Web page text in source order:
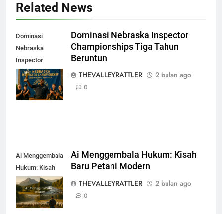
Related News
Dominasi
Nebraska
Inspector
Championships
Tiga Tahun
Beruntun
Dominasi Nebraska Inspector
Championships Tiga Tahun
Beruntun
THEVALLEYRATTLER
2 bulan ago
0
Ai Menggembala
Hukum: Kisah
Baru Petani
Modern
Ai Menggembala Hukum: Kisah
Baru Petani Modern
THEVALLEYRATTLER
2 bulan ago
0